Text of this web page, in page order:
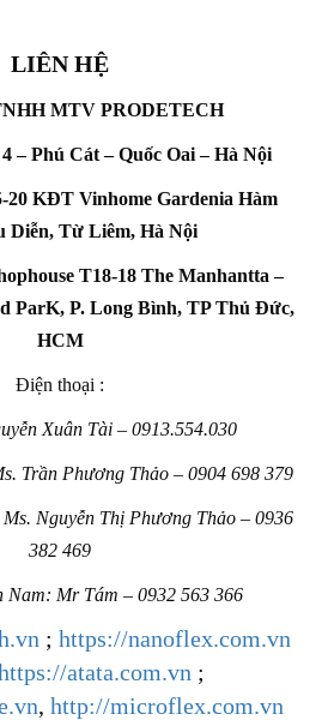
LIÊN HỆ
MTV PRODETECH
– Phú Cát – Quốc Oai – Hà Nội
KĐT Vinhome Gardenia Hàm
Diễn, Từ Liêm, Hà Nội
T18-18 The Manhantta –
ParK, P. Long Bình, TP Thủ Đức,
HCM
Điện thoại :
Xuân Tài – 0913.554.030
Trần Phương Thảo – 0904 698 379
Nguyễn Thị Phương Thảo – 0936
382 469
Nam: Mr Tám – 0932 563 366
; https://nanoflex.com.vn
atata.com.vn ;
, http://microflex.com.vn